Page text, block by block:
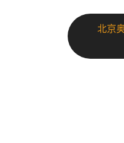
北京